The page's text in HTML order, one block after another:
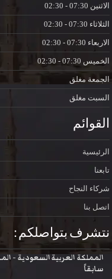
الاثنين
الثلاثاء
الاربعاء
الخميس
الجمعة مغلق
السبت مغلق
القوائم
الرئيسية
تابعنا
شركاء النجاح
اتصل بنا
نتشرف بتواصلكم :
المملكة العربية السعودية -
سابقاً